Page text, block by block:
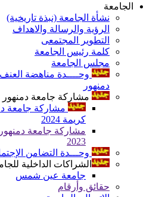
الجامعة
نشأة الجامعة (نبذة تاريخية)
الرؤية والرسالة والاهداف
التطوير المجتمعى
كلمة رئيس الجامعة
مجلس الجامعة
وحــــدة مناهضة
دمنهور
مشاركة جامعة دمنهور
مشاركة جامعة
كريمة 2024
مشاركة جامعة
2023
وحـــدة التضامن
الشراكات الداخلية
جامعة عين شمس
حقائق وأرقام